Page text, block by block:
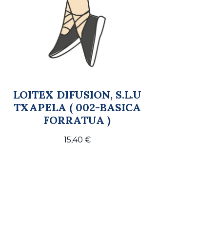
LOITEX DIFUSION, S.L.U
TXAPELA ( 002-BASICA
FORRATUA )
15,40 €